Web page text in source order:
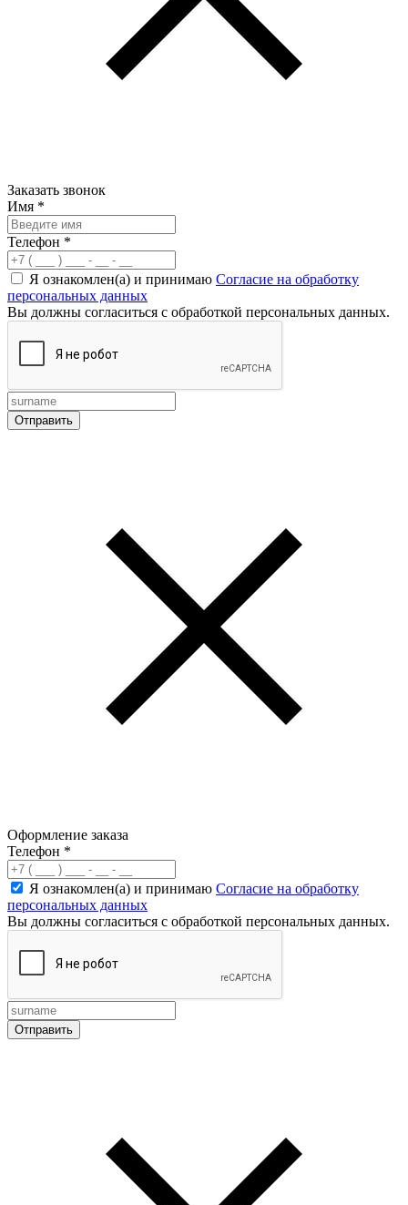
Заказать звонок
Имя *
Телефон *
Я ознакомлен(а) и принимаю Согласие на обработку
персональных данных
Вы должны согласиться с обработкой персональных данных.
Оформление заказа
Телефон *
Я ознакомлен(а) и принимаю Согласие на обработку
персональных данных
Вы должны согласиться с обработкой персональных данных.